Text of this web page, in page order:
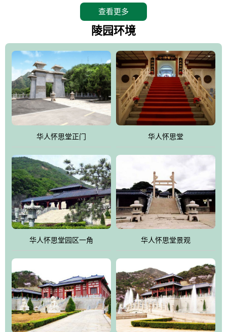
怀思堂辖区面积15万平方米，整体建筑面积5．8万平方米。主体建
筑有：怀思堂豪华墓室、礼祭大厅、随缘阁、百家姓觅宗长廊等。
仲、无字碑、香灯等。典型的仿秦、汉建筑风格。蓝色的琉璃瓦屋
顶，朱砂红的门、窗、柱、墙，汉白玉雕刻的雄狮、华表，花岗岩
铺成的路面和台阶，洒落其间的花卉、松柏与万里长城浑然一体、
气势宏伟、古朴端庄、别具一格。怀思堂大殿入口两侧是用蜡染技
术描绘的抽象派创意绘画，大环境中的长城文化与炎黄始祖，小环
境的绘画中的河流、山川、彩云、明月，意喻着往生者与长城同
伴，与祖宗同眠，他（她）们的思想与品德与山河同在，与日月同
辉。
怀思堂作为豪华室内骨灰存放处，将干支纪年、五行相生相克、天
人合一、太极八卦、生辰八字及生肖等有机结合到历史文化中。一
厅七千个福位分十二小区，按十二地支命名。客户选位，可依据生
肖、八字、时辰亦可参考地理方位、职业、兴趣爱好等等。堂中是
地宫陵寝式的，入口楹联选材于著名田园诗人陶渊明"亲戚或余悲，
他人亦已歌，死后何所道，托体同山阿"中的后两句。反应了回归大
雀，后玄武"的四大吉祥物铜雕挂件。
查看更多
陵园环境
华人怀思堂正门 华人怀思堂
华人怀思堂园区一角 华人怀思堂景观